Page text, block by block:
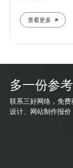
查看更多
多一份参
联系三好网络，免
设计、网站制作报价